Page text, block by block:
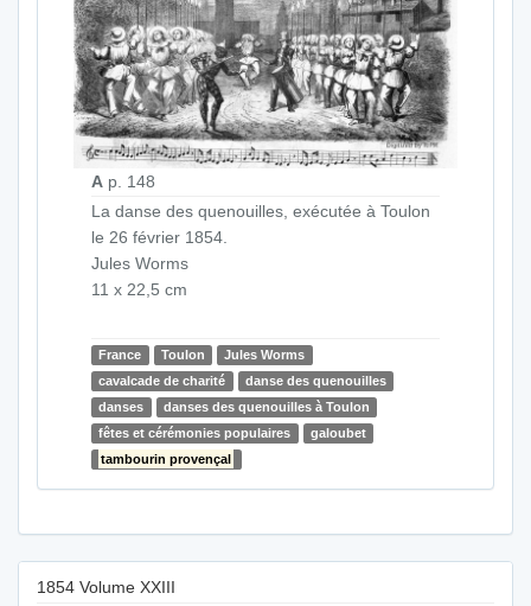
A p. 148
La danse des quenouilles, exécutée à Toulon
le 26 février 1854.
Jules Worms
11 x 22,5 cm
France Toulon
Jules Worms
cavalcade de charité
danse des quenouilles
danses
danses des quenouilles à Toulon
fêtes et cérémonies populaires
galoubet
tambourin provençal
1854 Volume XXIII